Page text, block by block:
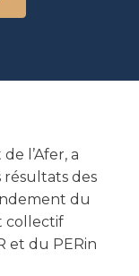
l’Afer, a
résultats des
du
collectif
et du PERin